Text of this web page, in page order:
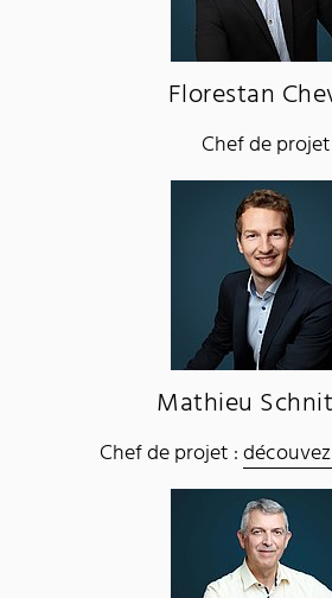
Florestan
Chef de projet
Mathieu
Chef de projet :